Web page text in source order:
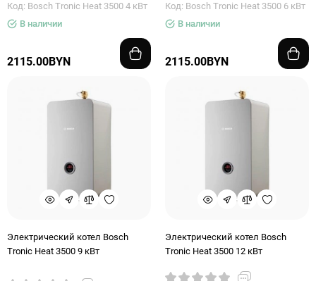
Код: Bosch Tronic Heat 3500 4 кВт
В наличии
2115.00BYN
Код: Bosch Tronic Heat 3500 6 кВт
В наличии
2115.00BYN
Электрический котел Bosch
Tronic Heat 3500 9 кВт
Электрический котел Bosch
Tronic Heat 3500 12 кВт